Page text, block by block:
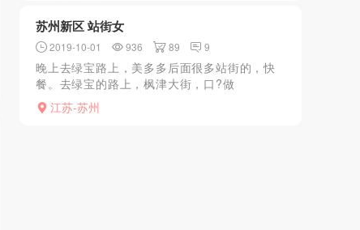
苏州新区 站街女
2019-10-01 936 89 9
晚上去绿宝路上，美多多后面很多站街的，快
餐。去绿宝的路上，枫津大街，口?做
江苏-苏州